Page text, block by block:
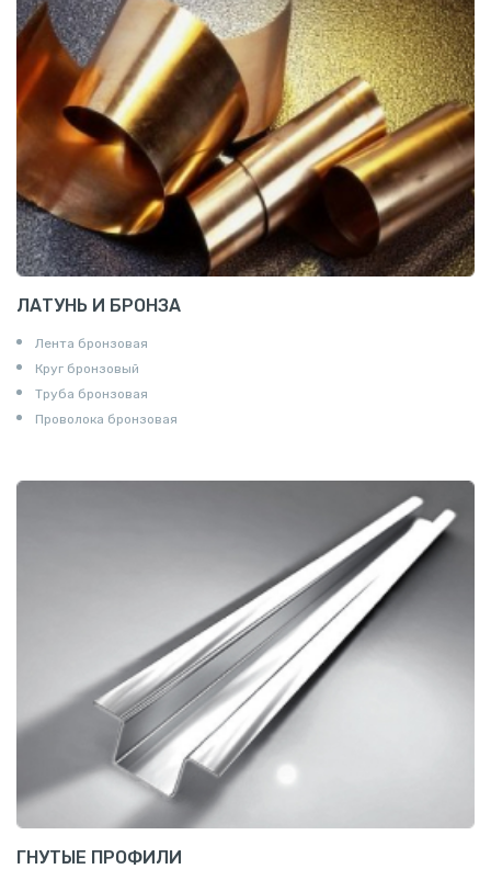
ЛАТУНЬ И БРОНЗА
Лента бронзовая
Круг бронзовый
Труба бронзовая
Проволока бронзовая
ГНУТЫЕ ПРОФИЛИ